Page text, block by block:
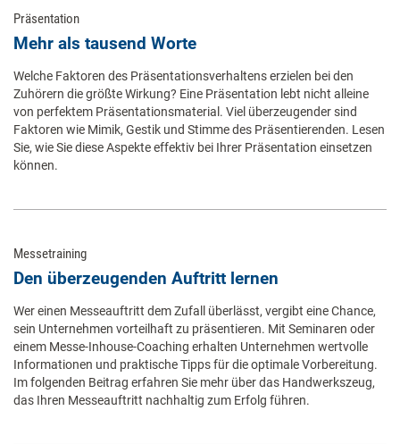
Präsentation
Mehr als tausend Worte
Welche Faktoren des Präsentationsverhaltens erzielen bei den
Zuhörern die größte Wirkung? Eine Präsentation lebt nicht alleine
von perfektem Präsentationsmaterial. Viel überzeugender sind
Faktoren wie Mimik, Gestik und Stimme des Präsentierenden. Lesen
Sie, wie Sie diese Aspekte effektiv bei Ihrer Präsentation einsetzen
können.
Messetraining
Den überzeugenden Auftritt lernen
Wer einen Messeauftritt dem Zufall überlässt, vergibt eine Chance,
sein Unternehmen vorteilhaft zu präsentieren. Mit Seminaren oder
einem Messe-Inhouse-Coaching erhalten Unternehmen wertvolle
Informationen und praktische Tipps für die optimale Vorbereitung.
Im folgenden Beitrag erfahren Sie mehr über das Handwerkszeug,
das Ihren Messeauftritt nachhaltig zum Erfolg führen.